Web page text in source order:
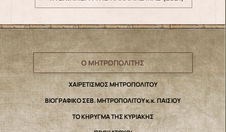
Ο ΜΗΤΡΟΠΟΛΙΤΗΣ
ΧΑΙΡΕΤΙΣΜΟΣ ΜΗΤΡΟΠΟΛΙΤΟΥ
ΒΙΟΓΡΑΦΙΚΟ ΣΕΒ. ΜΗΤΡΟΠΟΛΙΤΟΥ κ.κ. ΠΑΙΣΙΟΥ
ΤΟ ΚΗΡΥΓΜΑ ΤΗΣ ΚΥΡΙΑΚΗΣ